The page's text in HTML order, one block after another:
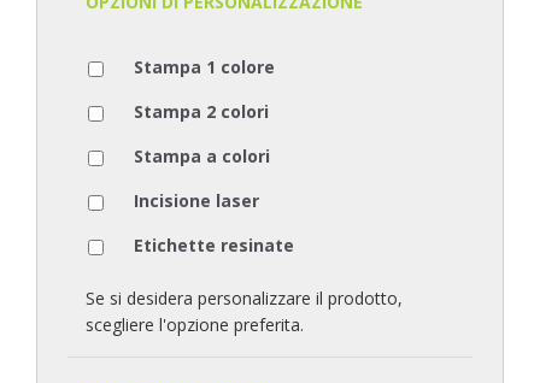
Stampa 1 colore
Stampa 2 colori
Stampa a colori
Incisione laser
Etichette resinate
Se si desidera personalizzare il prodotto,
scegliere l'opzione preferita.